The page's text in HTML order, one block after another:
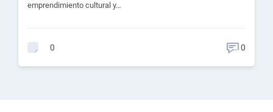
emprendimiento cultural y…
0 0